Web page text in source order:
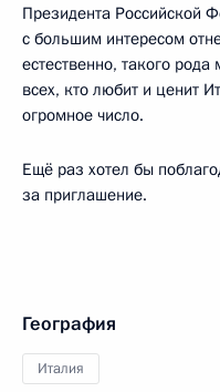
Президента Российской
с большим интересом
естественно, такого
всех, кто любит и ценит
огромное число.
Ещё раз хотел бы
за приглашение.
География
Италия